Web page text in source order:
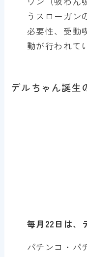
うスローガン
必要性、受動
動が行われて
デルちゃん誕生
毎月22日は、
パチンコ・パ